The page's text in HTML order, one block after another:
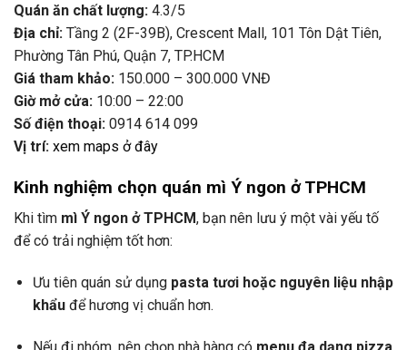
Quán ăn chất lượng: 4.3/5
Địa chỉ: Tầng 2 (2F-39B), Crescent Mall, 101 Tôn Dật Tiên,
Phường Tân Phú, Quận 7, TP.HCM
Giá tham khảo: 150.000 – 300.000 VNĐ
Giờ mở cửa: 10:00 – 22:00
Sốđiện thoại: 0914 614 099
Vị trí: xem maps ởđây
Kinh nghiệm chọn quán mì Ý ngon ởTPHCM
Khi tìm mì Ý ngon ởTPHCM, bạn nên lưu ý một vài yếu tố
đểcó trải nghiệm tốt hơn:
Ưu tiên quán sử dụng pasta tươi hoặc nguyên liệu nhập
khẩu đểhương vị chuẩn hơn.